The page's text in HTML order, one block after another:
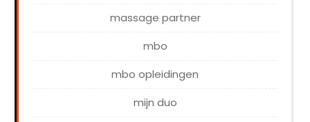
massage partner
mbo
mbo opleidingen
mijn duo